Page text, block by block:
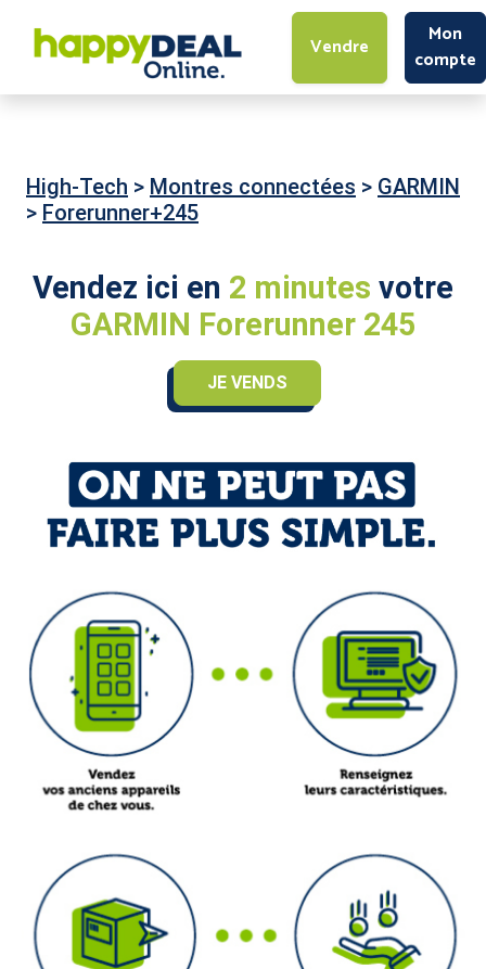
Vendre
Mon
compte
High-Tech > Montres connectées > GARMIN
> Forerunner+245
Vendez ici en 2 minutes votre
GARMIN Forerunner 245
JE VENDS